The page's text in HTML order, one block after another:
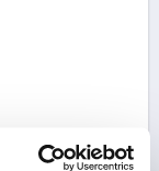
L1=100,
BLUE